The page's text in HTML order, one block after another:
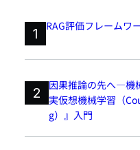
1 RAG評価フレームワ
2
因果推論の先へ―機
実仮想機械学習（
g）』入門